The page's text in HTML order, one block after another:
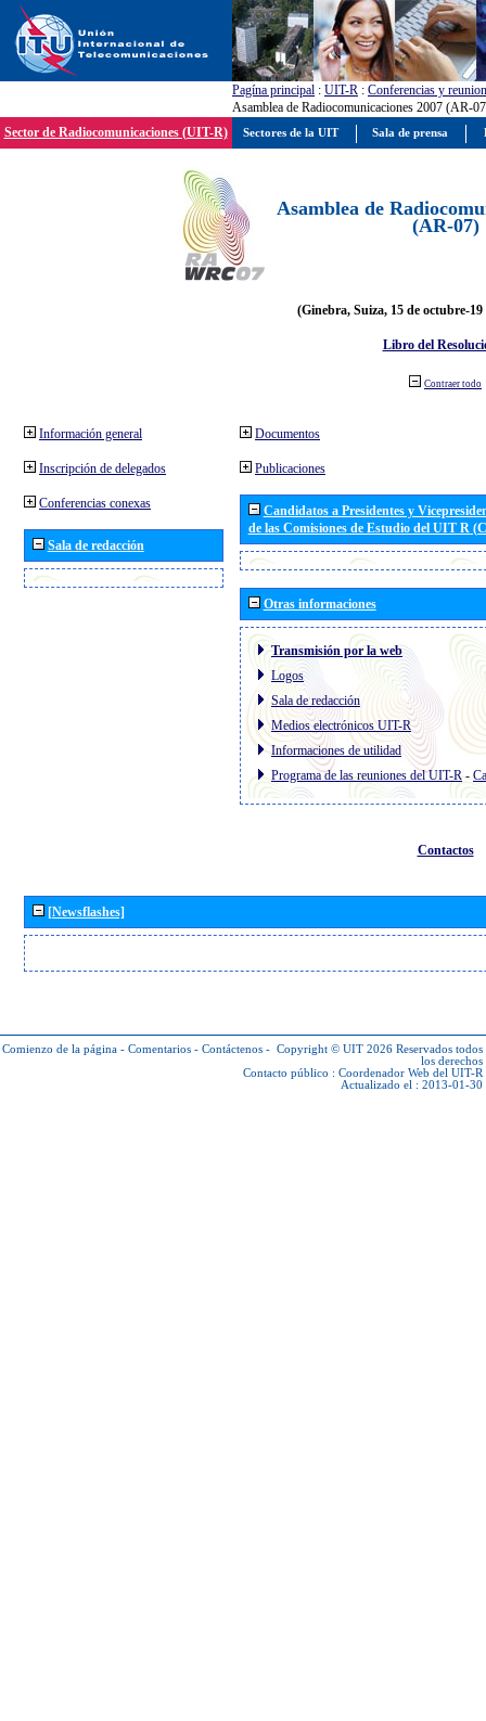
Pagína principal : UIT-R : Conferencias y
Asamblea de Radiocomunicaciones 2007 (AR-
Sector de Radiocomunicaciones (UIT-R)
Asamblea de
(AR-07)
(Ginebra, Suiza, 15 de octubre-19
Libro del
Contraer todo
Información general
Inscripción de delegados
Conferencias conexas
Sala de redacción
Documentos
Publicaciones
Candidatos a Presidentes y
de las Comisiones de Estudio del UIT R
Otras informaciones
Transmisión por la web
Logos
Sala de redacción
Medios electrónicos UIT-R
Informaciones de utilidad
Programa de las reuniones del UIT-R-
Contactos
[Newsflashes]
Comienzo de la página - Comentarios - Contáctenos - Copyright © UIT 2026 Reservados todos
los derechos
Contacto público : Coordenador Web del UIT-R
Actualizado el : 2013-01-30
Sectores de la UIT Sala de prensa